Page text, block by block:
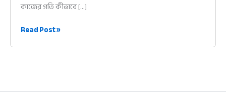
কাজের গতি কীভাবে […]
ব্যবসায়িক
হওয়ার
Read Post »